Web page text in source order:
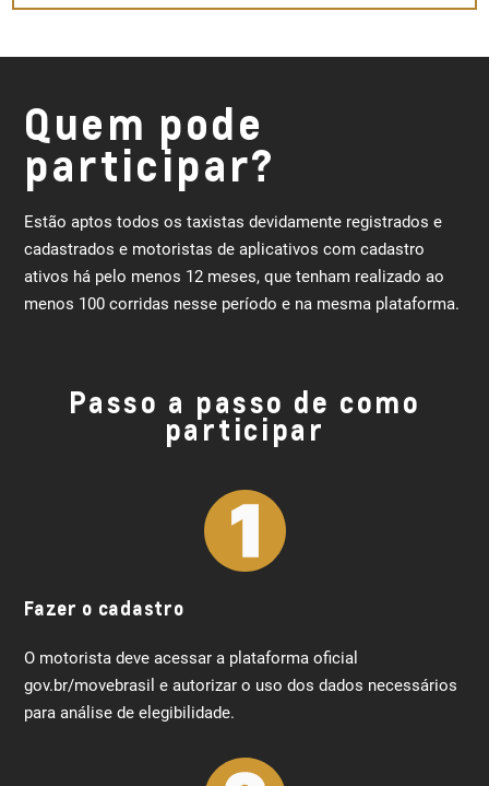
Quem pode
participar?
Estão aptos todos os taxistas devidamente registrados e
cadastrados e motoristas de aplicativos com cadastro
ativos há pelo menos 12 meses, que tenham realizado ao
menos 100 corridas nesse período e na mesma plataforma.
Passo a passo de como
participar
Fazer o cadastro
O motorista deve acessar a plataforma oficial
gov.br/movebrasil e autorizar o uso dos dados necessários
para análise de elegibilidade.